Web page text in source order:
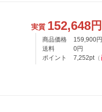
実質 152,648円
商品価格 159,900円
送料
0円
ポイント
7,252pt（